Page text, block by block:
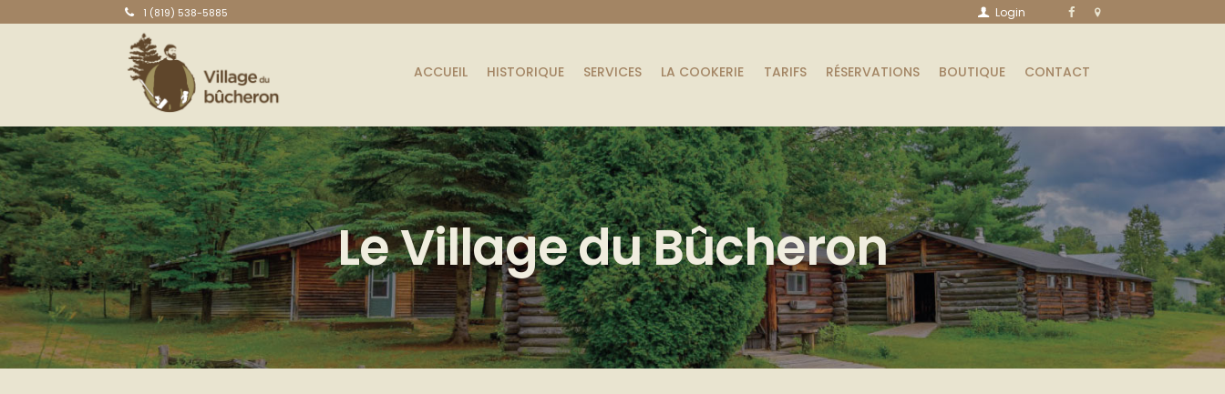
1 (819) 538-5885 Login
ACCUEIL HISTORIQUE SERVICES LA COOKERIE TARIFS RÉSERVATIONS BOUTIQUE CONTACT
Le Village du Bûcheron